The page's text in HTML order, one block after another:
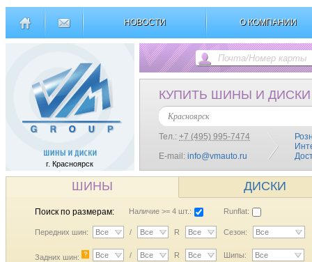
НОВОСТИ О КОМПАНИИ
г. Красноярск
КУПИТЬ ШИНЫ И ДИСКИ
Красноярск
Тел.: +7 (495) 995-7474
E-mail: info@vmauto.ru
ШИНЫ ДИСКИ
Поиск по размерам: Наличие >= 4 шт.: Runflat:
Передних шин: Все / Все R Все Сезон: Все
Задних шин: ? Все / Все R Все Шипы: Все